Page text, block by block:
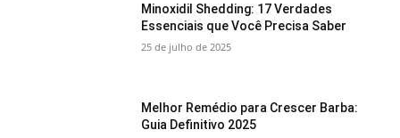
Minoxidil Shedding: 17 Verdades
Essenciais que Você Precisa Saber
25 de julho de 2025
Melhor Remédio para Crescer Barba:
Guia Definitivo 2025